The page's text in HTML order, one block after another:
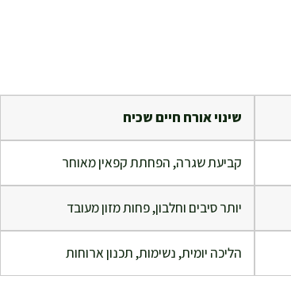
שינוי אורח חיים שכיח
קביעת שגרה, הפחתת קפאין מאוחר
יותר סיבים וחלבון, פחות מזון מעובד
הליכה יומית, נשימות, תכנון ארוחות